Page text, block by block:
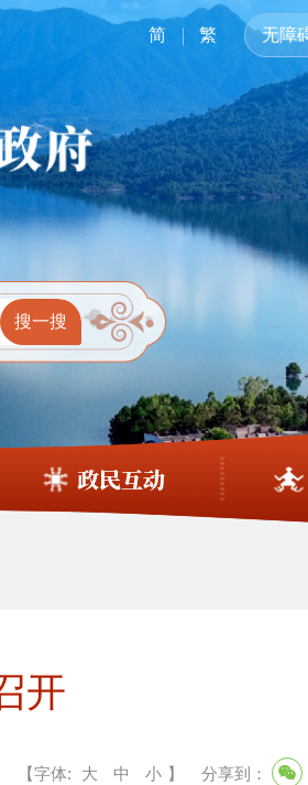
简 繁 无障
政民互动
开
【字体: 大 中 小 】 分享到：